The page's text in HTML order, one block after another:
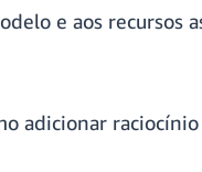
e aos recursos
adicionar